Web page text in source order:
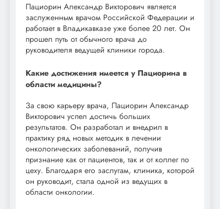
Пациорин Александр Викторович является
заслуженным врачом Российской Федерации и
работает в Владикавказе уже более 20 лет. Он
прошел путь от обычного врача до
руководителя ведущей клиники города.
Какие достижения имеется у Пациорина в
области медицины?
За свою карьеру врача, Пациорин Александр
Викторович успел достичь больших
результатов. Он разработал и внедрил в
практику ряд новых методик в лечении
онкологических заболеваний, получив
признание как от пациентов, так и от коллег по
цеху. Благодаря его заслугам, клиника, которой
он руководит, стала одной из ведущих в
области онкологии.